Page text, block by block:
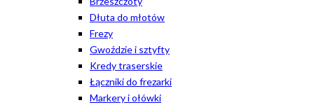
Dłuta do młotów
Frezy
Gwoździe i sztyfty
Kredy traserskie
Łączniki do frezarki
Markery i ołówki